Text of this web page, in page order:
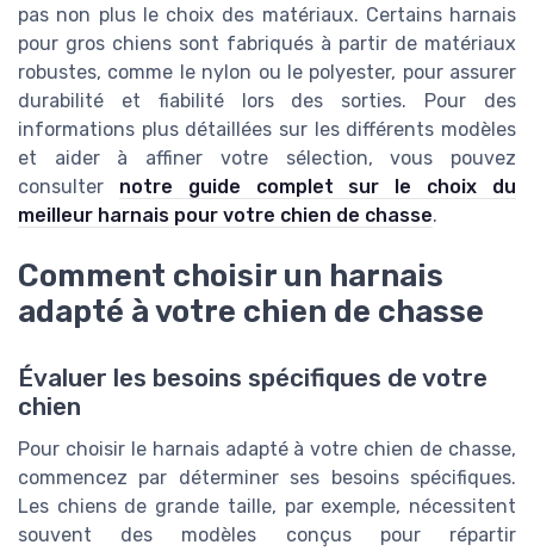
pas non plus le choix des matériaux. Certains harnais
pour gros chiens sont fabriqués à partir de matériaux
robustes, comme le nylon ou le polyester, pour assurer
durabilité et fiabilité lors des sorties. Pour des
informations plus détaillées sur les différents modèles
et aider à affiner votre sélection, vous pouvez
consulter notre guide complet sur le choix du
meilleur harnais pour votre chien de chasse.
Comment choisir un harnais
adapté à votre chien de chasse
Évaluer les besoins spécifiques de votre
chien
Pour choisir le harnais adapté à votre chien de chasse,
commencez par déterminer ses besoins spécifiques.
Les chiens de grande taille, par exemple, nécessitent
souvent des modèles conçus pour répartir